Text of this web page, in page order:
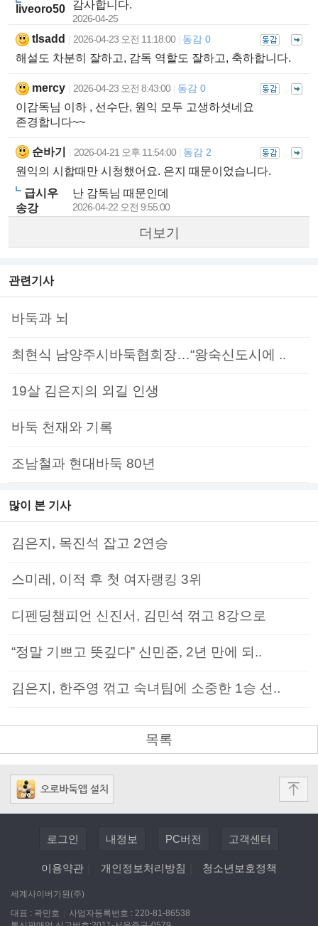
liveoro50 감사합니다.
2026-04-25
tlsadd 2026-04-23 오전 11:18:00 동감 0
해설도 차분히 잘하고, 감독 역할도 잘하고, 축하합니다.
mercy 2026-04-23 오전 8:43:00 동감 0
이감독님 이하 , 선수단, 원익 모두 고생하셧네요
존경합니다~~
순바기 2026-04-21 오후 11:54:00 동감 2
원익의 시합때만 시청했어요. 은지 때문이었습니다.
급시우
송강
난 감독님 때문인데
2026-04-22 오전 9:55:00
더보기
관련기사
바둑과 뇌
최현식 남양주시바둑협회장…“왕숙신도시에 ..
19살 김은지의 외길 인생
바둑 천재와 기록
조남철과 현대바둑 80년
많이 본 기사
김은지, 목진석 잡고 2연승
스미레, 이적 후 첫 여자랭킹 3위
디펜딩챔피언 신진서, 김민석 꺾고 8강으로
“정말 기쁘고 뜻깊다” 신민준, 2년 만에 되..
김은지, 한주영 꺾고 숙녀팀에 소중한 1승 선..
목록
로그인 내정보 PC버전 고객센터
이용약관 개인정보처리방침 청소년보호정책
세계사이버기원(주)
대표 : 곽민호
사업자등록번호 : 220-81-86538